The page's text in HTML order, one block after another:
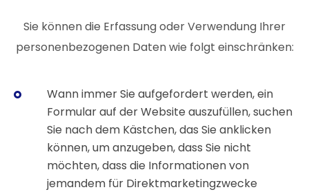
Sie können die Erfassung oder Verwendung Ihrer
personenbezogenen Daten wie folgt einschränken:
Wann immer Sie aufgefordert werden, ein
Formular auf der Website auszufüllen, suchen
Sie nach dem Kästchen, das Sie anklicken
können, um anzugeben, dass Sie nicht
möchten, dass die Informationen von
jemandem für Direktmarketingzwecke